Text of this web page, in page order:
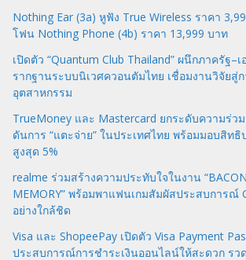
Nothing Ear (3a) หูฟัง True Wireless ราคา
โฟน Nothing Phone (4b) ราคา 13,999 บาท
เปิดตัว “Quantum Club Thailand” ผนึกภาครัฐ–
รากฐานระบบนิเวศควอนตัมไทย เชื่อมงานวิจัยสู่
อุตสาหกรรม
TrueMoney และ Mastercard ยกระดับความร่ว
ดันการ “แตะจ่าย” ในประเทศไทย พร้อมมอบสิท
สูงสุด 5%
realme ร่วมสร้างความประทับใจในงาน
MEMORY” พร้อมพาแฟนเกมสัมผัสประสบการณ์
อย่างใกล้ชิด
Visa และ ShopeePay เปิดตัว Visa Payment
ประสบการณ์การชำระเงินออนไลน์ให้สะดวก รว